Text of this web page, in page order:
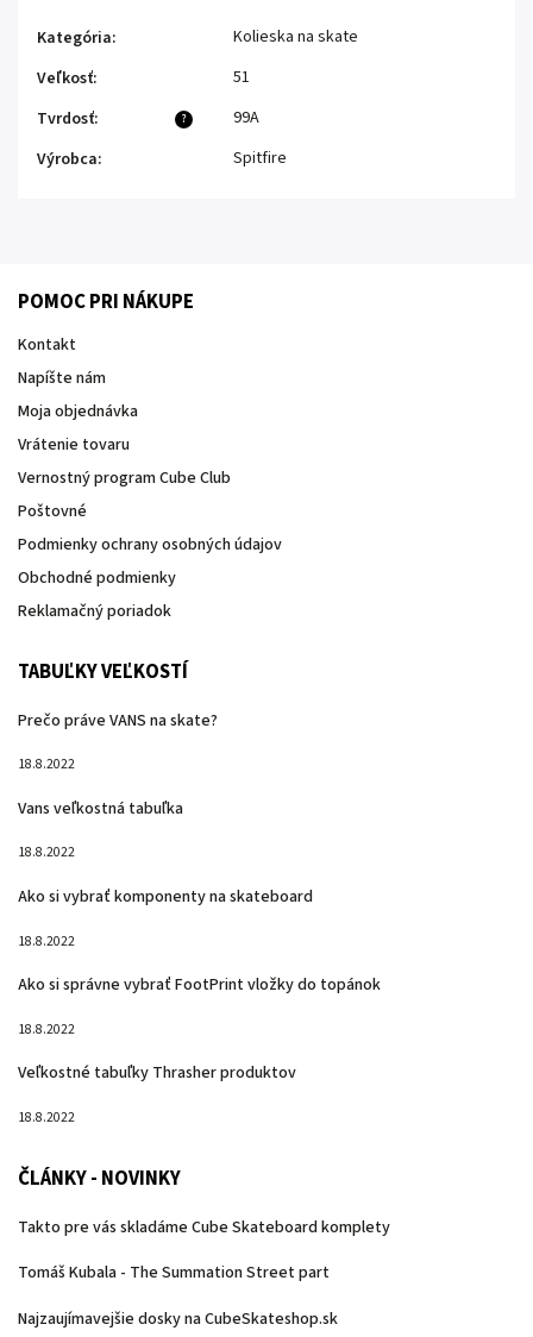
Kategória:
Kolieska na skate
Veľkosť: 51
?
Tvrdosť:
99A
Výrobca: Spitfire
POMOC PRI NÁKUPE
Kontakt
Napíšte nám
Moja objednávka
Vrátenie tovaru
Vernostný program Cube Club
Poštovné
Podmienky ochrany osobných údajov
Obchodné podmienky
Reklamačný poriadok
TABUĽKY VEĽKOSTÍ
Prečo práve VANS na skate?
18.8.2022
Vans veľkostná tabuľka
18.8.2022
Ako si vybrať komponenty na skateboard
18.8.2022
Ako si správne vybrať FootPrint vložky do topánok
18.8.2022
Veľkostné tabuľky Thrasher produktov
18.8.2022
ČLÁNKY - NOVINKY
Takto pre vás skladáme Cube Skateboard komplety
Tomáš Kubala - The Summation Street part
Najzaujímavejšie dosky na CubeSkateshop.sk